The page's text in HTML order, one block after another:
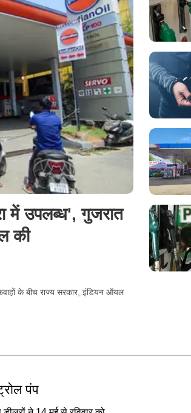
में उपलब्ध', गुजरात
की
के बीच राज्य सरकार, इंडियन ऑयल
पंप